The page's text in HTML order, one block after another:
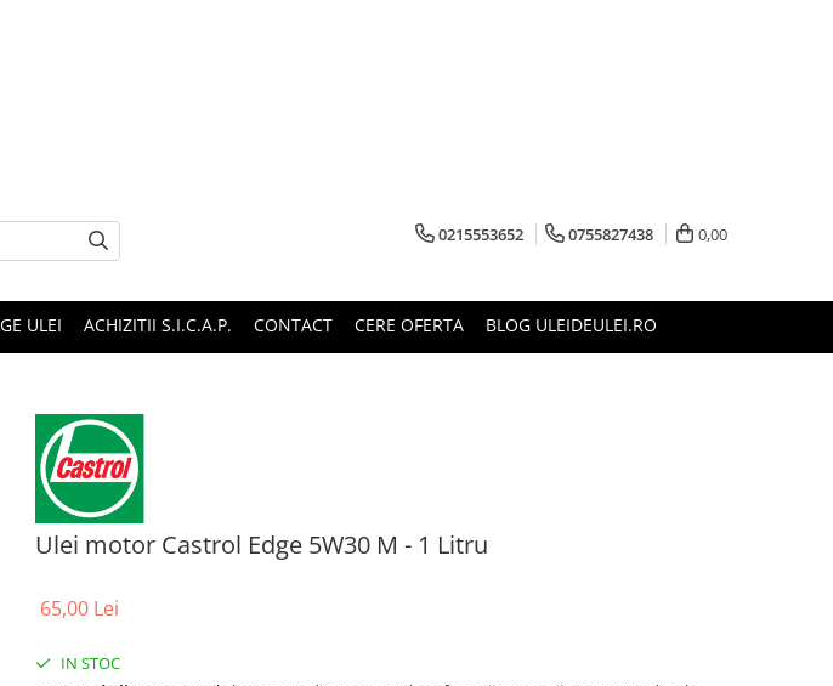
0215553652 0755827438 0,00
ULEI ACHIZITII S.I.C.A.P. CONTACT CERE OFERTA BLOG ULEIDEULEI.RO
Ulei motor Castrol Edge 5W30 M - 1 Litru
65,00 Lei
IN STOC